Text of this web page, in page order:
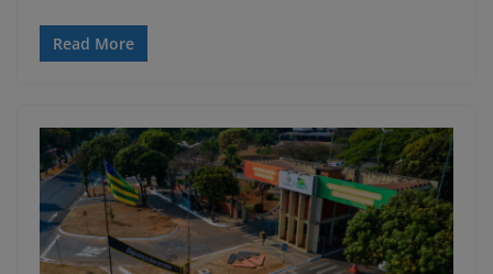
Read More